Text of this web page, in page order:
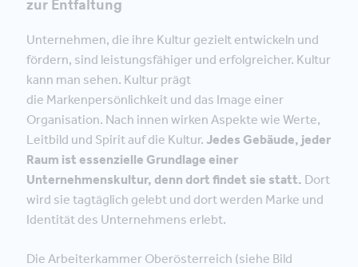
zur Entfaltung
Unternehmen, die ihre Kultur gezielt entwickeln und
fördern, sind leistungsfähiger und erfolgreicher. Kultur
kann man sehen. Kultur prägt
die Markenpersönlichkeit und das Image einer
Organisation. Nach innen wirken Aspekte wie Werte,
Leitbild und Spirit auf die Kultur. Jedes Gebäude, jeder
Raum ist essenzielle Grundlage einer
Unternehmenskultur, denn dort findet sie statt. Dort
wird sie tagtäglich gelebt und dort werden Marke und
Identität des Unternehmens erlebt.
Die Arbeiterkammer Oberösterreich (siehe Bild